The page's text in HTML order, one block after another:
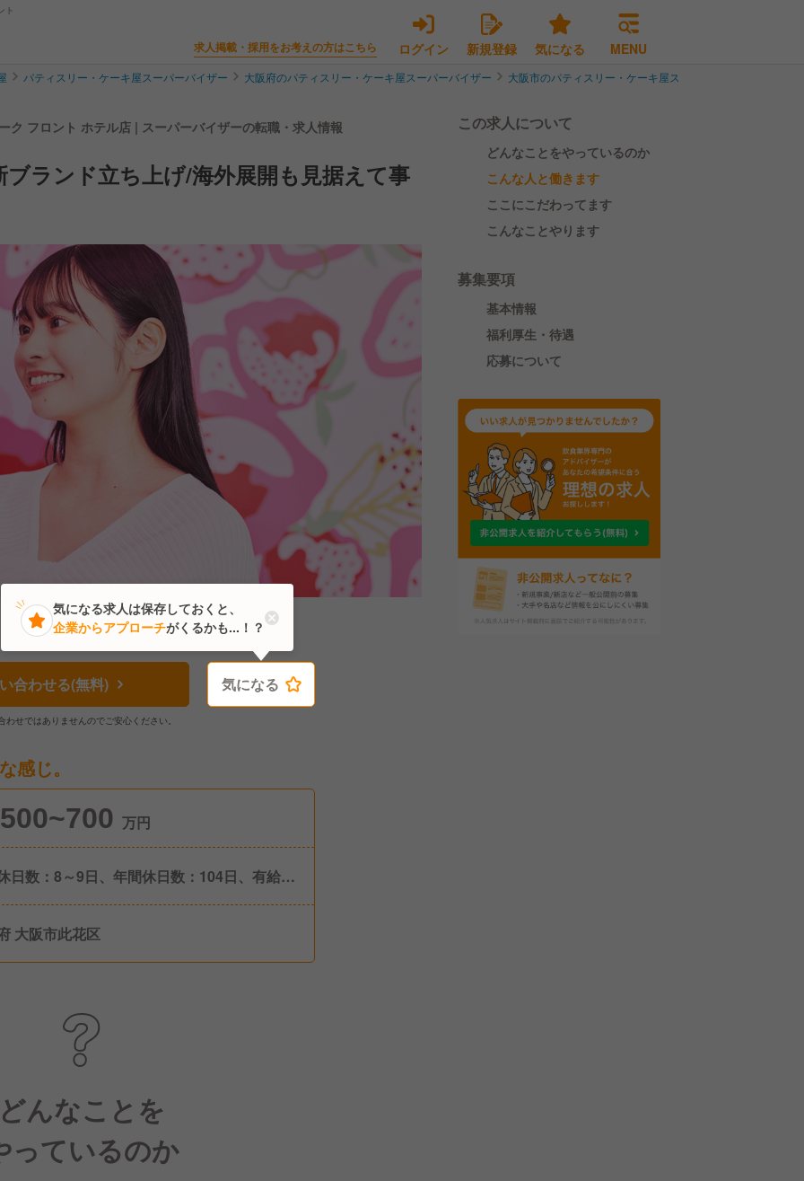
ト
求人掲載・採用をお考えの方はこちら ログイン 新規登録 気になる MENU
パティスリー・ケーキ屋スーパーバイザー 大阪府のパティスリー・ケーキ屋スーパーバイザー 大阪市のパティスリー・ケーキ屋スーパーバイザー
ク フロント ホテル店 | スーパーバイザーの転職・求人情報
ランド立ち上げ/海外展開も見据えて事
合わせる(無料) 気になる
せではありませんのでご安心ください。
感じ。
500~700 万円
日数：8～9日、年間休日数：104日、有給休
大阪市此花区
んなことを
っているのか
この求人について
どんなことをやっているのか
こんな人と働きます
ここにこだわってます
こんなことやります
募集要項
基本情報
福利厚生・待遇
応募について
気になる
気になる求人は保存しておくと、
企業からアプローチがくるかも...！？